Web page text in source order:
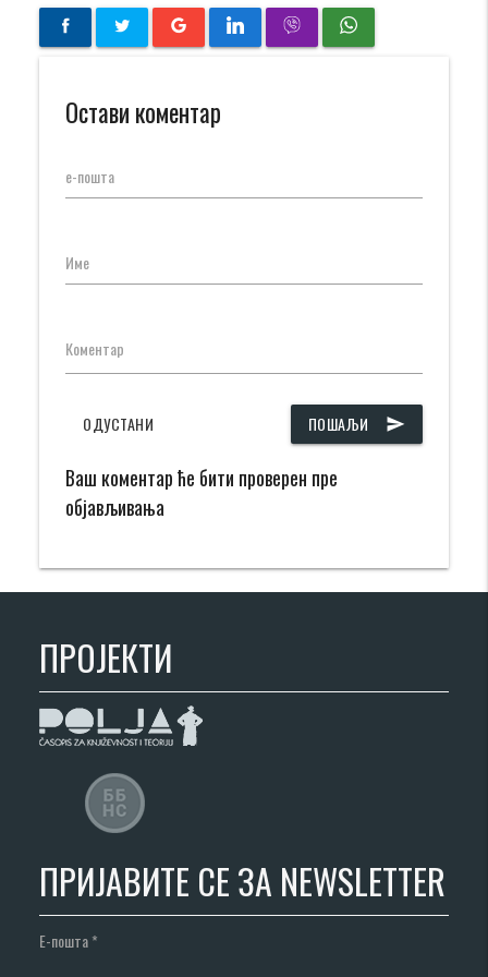
Остави коментар
е-пошта
Име
Коментар
ПОШАЉИ send
ОДУСТАНИ
Ваш коментар ће бити проверен пре
објављивања
ПРОЈЕКТИ
ПРИЈАВИТЕ СЕ ЗА NEWSLETTER
Е-пошта*